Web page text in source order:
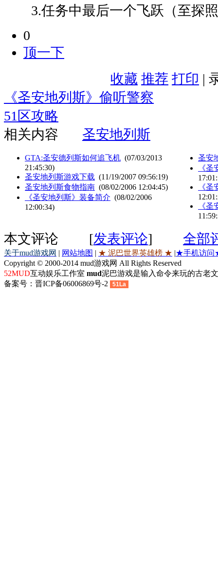
3.任务中最后一个飞跃（至探
0
顶一下
收藏 推荐 打印 |
《圣安地列斯》偷听警察
51区攻略
相关内容
圣安地列斯
GTA:圣安德列斯如何追飞机 (07/03/2013
21:45:30)
圣安地列斯游戏下载 (11/19/2007 09:56:19)
圣安地列斯食物指南 (08/02/2006 12:04:45)
《圣安地列斯》装备简介 (08/02/2006
12:00:34)
圣安
《
《
《
本文评论 [发表评论] 全部
关于mud游戏网 | 网站地图 | ★ 泥巴世界英雄榜 ★ |★手机访
Copyright © 2000-2014 mud游戏网 All Rights Reserved
52MUD互动娱乐工作室 mud泥巴游戏是输入命令来玩的古老
备案号：晋ICP备06006869号-2
51La